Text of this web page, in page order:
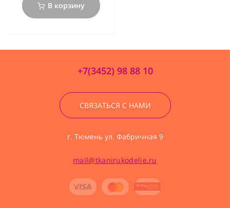
В корзину
+7(3452) 98 88 10
СВЯЗАТЬСЯ С НАМИ
г. Тюмень ул. Фабричная 9
mail@tkanirukodelie.ru